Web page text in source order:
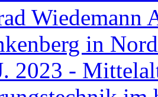
Wiedemann
in
2023 -